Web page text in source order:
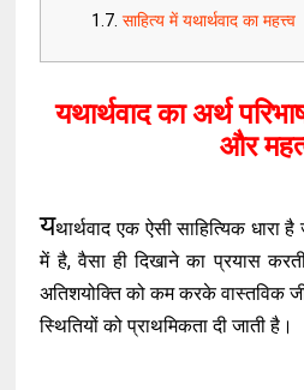
साहित्य में यथार्थवाद का महत्त्व
यथार्थवाद का अर्थ
और
यथार्थवाद एक ऐसी साहित्यिक धारा
में है, वैसा ही दिखाने का प्रयास
अतिशयोक्ति को कम करके वास्तविक
स्थितियों को प्राथमिकता दी जाती है।